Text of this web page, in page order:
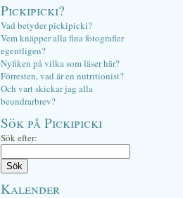
Pickipicki?
Vad betyder pickipicki?
Vem knäpper alla fina fotografier
egentligen?
Nyfiken på vilka som läser här?
Förresten, vad är en nutritionist?
Och vart skickar jag alla
beundrarbrev?
Sök på Pickipicki
Sök efter:
Kalender